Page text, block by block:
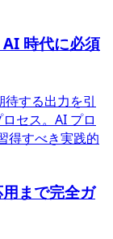
時代に必須
する出力を引
セス。AI プロ
得すべき実践的
まで完全ガ